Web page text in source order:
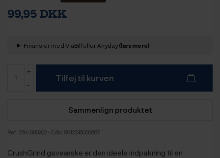
99,95 DKK
Finansier med ViaBill eller Anyday(læs mere)
Tilføj til kurven
Sammenlign produktet
Ref: 25K-080202 - EAN: 8012336000687
CrushGrind gaveæske er den ideele indpakning til en